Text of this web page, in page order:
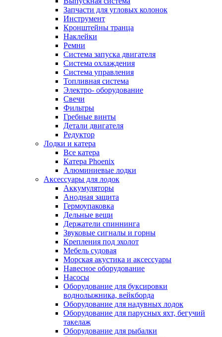
Запчасти для угловых колонок
Инструмент
Кронштейны транца
Наклейки
Ремни
Система запуска двигателя
Система охлаждения
Система управления
Топливная система
Электро- оборудование
Свечи
Фильтры
Гребные винты
Детали двигателя
Редуктор
Лодки и катера
Все катера
Катера Phoenix
Алюминиевые лодки
Аксессуары для лодок
Аккумуляторы
Анодная защита
Гермоупаковка
Дельные вещи
Держатели спиннинга
Звуковые сигналы и горны
Крепления под эхолот
Мебель судовая
Морская акустика и аксессуары
Навесное оборудование
Насосы
Оборудование для буксировки
воднолыжника, вейкборда
Оборудование для надувных лодок
Оборудование для парусных яхт, бегучий
такелаж
Оборудование для рыбалки